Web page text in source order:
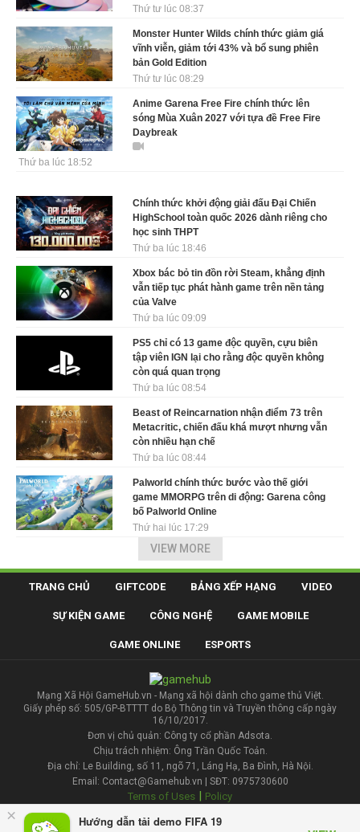
× Hướng dẫn tải demo FIFA 19
Thứ tư lúc 08:37
Monster Hunter Wilds chính thức giảm giá
vĩnh viễn, giảm tới 43% và bổ sung phiên
bản Gold Edition
Thứ tư lúc 08:29
Anime Garena Free Fire chính thức lên
sóng Mùa Xuân 2027 với tựa đề Free Fire
Daybreak
Thứ ba lúc 18:52
Chính thức khởi động giải đấu Đại Chiến
HighSchool toàn quốc 2026 dành riêng cho
học sinh THPT
Thứ ba lúc 18:46
Xbox bác bỏ tin đồn rời Steam, khẳng định
vẫn tiếp tục phát hành game trên nền tảng
của Valve
Thứ ba lúc 09:09
PS5 chỉ có 13 game độc quyền, cựu biên
tập viên IGN lại cho rằng độc quyền không
còn quá quan trọng
Thứ ba lúc 08:54
Beast of Reincarnation nhận điểm 73 trên
Metacritic, chiến đấu khá mượt nhưng vẫn
còn nhiều hạn chế
Thứ ba lúc 08:44
Palworld chính thức bước vào thế giới
game MMORPG trên di động: Garena công
bố Palworld Online
Thứ hai lúc 17:29
VIEW MORE
TRANG CHỦ GIFTCODE BẢNG XẾP HẠNG VIDEO
SỰ KIỆN GAME CÔNG NGHỆ GAME MOBILE
GAME ONLINE ESPORTS
Mạng Xã Hội GameHub.vn - Mạng xã hội dành cho game thủ Việt.
Giấy phép số: 505/GP-BTTTT do Bộ Thông tin và Truyền thông cấp ngày
16/10/2017.
Đơn vị chủ quản: Công ty cổ phần Adsota.
Chịu trách nhiệm: Ông Trần Quốc Toản.
Địa chỉ: Le Building, số 11, ngõ 71, Láng Hạ, Ba Đình, Hà Nội.
Email: Contact@Gamehub.vn | SĐT: 0975730600
Terms of Uses | Policy
Liên hệ đăng bài